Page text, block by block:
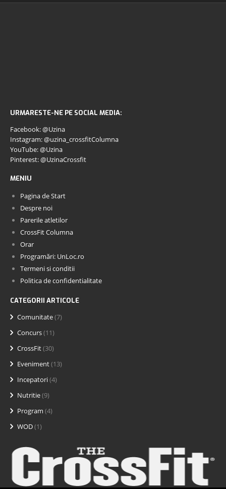
URMARESTE-NE PE SOCIAL MEDIA:
Facebook: @Uzina
Instagram: @uzina_crossfitColumna
YouTube: @Uzina
Pinterest: @UzinaCrossfit
MENIU
Pagina de Start
Despre noi
Parerile atletilor
CrossFit Columna
Orar
Programări: UnLoc.ro
Termeni si conditii
Politica de confidentialitate
CATEGORII ARTICOLE
Comunitate(7)
Concurs(11)
CrossFit(30)
Eveniment(13)
Incepatori(4)
Nutritie(9)
Program (4)
WOD(1)